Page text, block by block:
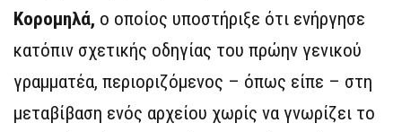
Κορομηλά, ο οποίος υποστήριξε ότι ενήργησε
κατόπιν σχετικής οδηγίας του πρώην γενικού
γραμματέα, περιοριζόμενος – όπως είπε – στη
μεταβίβαση ενός αρχείου χωρίς να γνωρίζει το